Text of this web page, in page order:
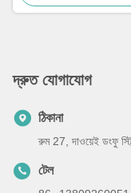
দ্রুত যোগাযোগ
ঠিকানা
রুম 27, দাওয়েই ডংফু
টেল